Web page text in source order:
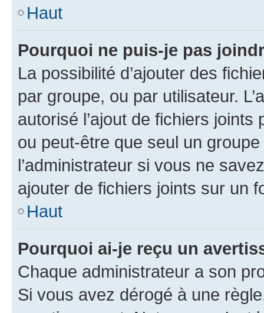
Haut
Pourquoi ne puis-je pas
La possibilité d’ajouter des
par groupe, ou par utilisateur.
autorisé l’ajout de fichiers
ou peut-être que seul un
l’administrateur si vous ne
ajouter de fichiers joints sur un
Haut
Pourquoi ai-je reçu un
Chaque administrateur a son
Si vous avez dérogé à une